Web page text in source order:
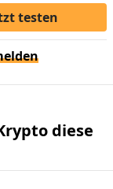
testen
diese